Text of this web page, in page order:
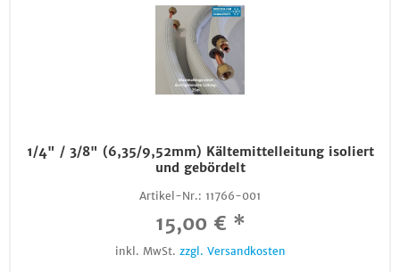
1/4" / 3/8" (6,35/9,52mm) Kältemittelleitung isoliert
und gebördelt
Artikel-Nr.: 11766-001
15,00 € *
inkl. MwSt. zzgl. Versandkosten